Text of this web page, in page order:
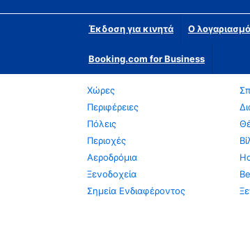
Έκδοση για κινητά Ο
Booking.com for Business
Χώρες
Περιφέρειες
Πόλεις
Περιοχές
Αεροδρόμια
Ξενοδοχεία
Σημεία Ενδιαφέροντος